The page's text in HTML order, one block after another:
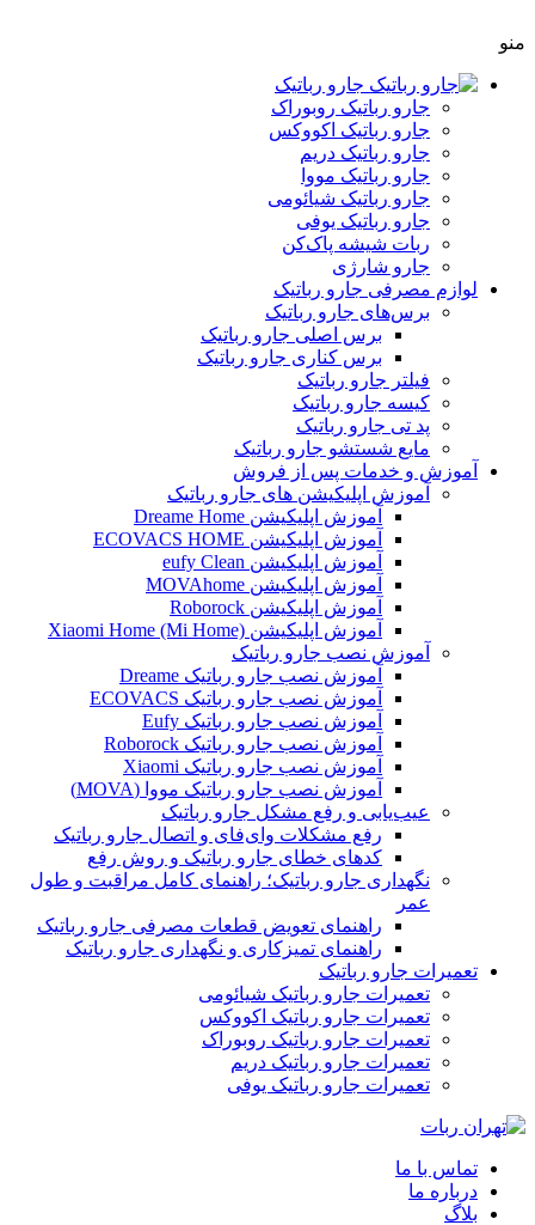
منو
جارو رباتیک
جارو رباتیک روبوراک
جارو رباتیک اکووکس
جارو رباتیک دریم
جارو رباتیک مووا
جارو رباتیک شیائومی
جارو رباتیک یوفی
ربات شیشه پاک‌کن
جارو شارژی
لوازم مصرفی جارو رباتیک
برس‌های جارو رباتیک
برس‌ اصلی جارو رباتیک
برس کناری جارو رباتیک
فیلتر جارو رباتیک
کیسه جارو رباتیک
پد تی جارو رباتیک
مایع شستشو جارو رباتیک
آموزش و خدمات پس از فروش
آموزش اپلیکیشن های جارو رباتیک
آموزش اپلیکیشن Dreame Home
آموزش اپلیکیشن ECOVACS HOME
آموزش اپلیکیشن eufy Clean
آموزش اپلیکیشن MOVAhome
آموزش اپلیکیشن Roborock
آموزش اپلیکیشن Xiaomi Home (Mi Home)
آموزش نصب جارو رباتیک
آموزش نصب جارو رباتیک Dreame
آموزش نصب جارو رباتیک ECOVACS
آموزش نصب جارو رباتیک Eufy
آموزش نصب جارو رباتیک Roborock
آموزش نصب جارو رباتیک Xiaomi
آموزش نصب جارو رباتیک مووا (MOVA)
عیب‌یابی و رفع مشکل جارو رباتیک
رفع مشکلات وای‌فای و اتصال جارو رباتیک
کدهای خطای جارو رباتیک و روش رفع
نگهداری جارو رباتیک؛ راهنمای کامل مراقبت و طول
عمر
راهنمای تعویض قطعات مصرفی جارو رباتیک
راهنمای تمیزکاری و نگهداری جارو رباتیک
تعمیرات جارو رباتیک
تعمیرات جارو رباتیک شیائومی
تعمیرات جارو رباتیک اکووکس
تعمیرات جارو رباتیک روبوراک
تعمیرات جارو رباتیک دریم
تعمیرات جارو رباتیک یوفی
تماس با ما
درباره ما
بلاگ